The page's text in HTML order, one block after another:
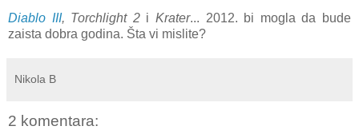
Diablo III, Torchlight 2iKrater... 2012. bi mogla da bude
zaista dobra godina. Šta vi mislite?
Nikola B
2 komentara: